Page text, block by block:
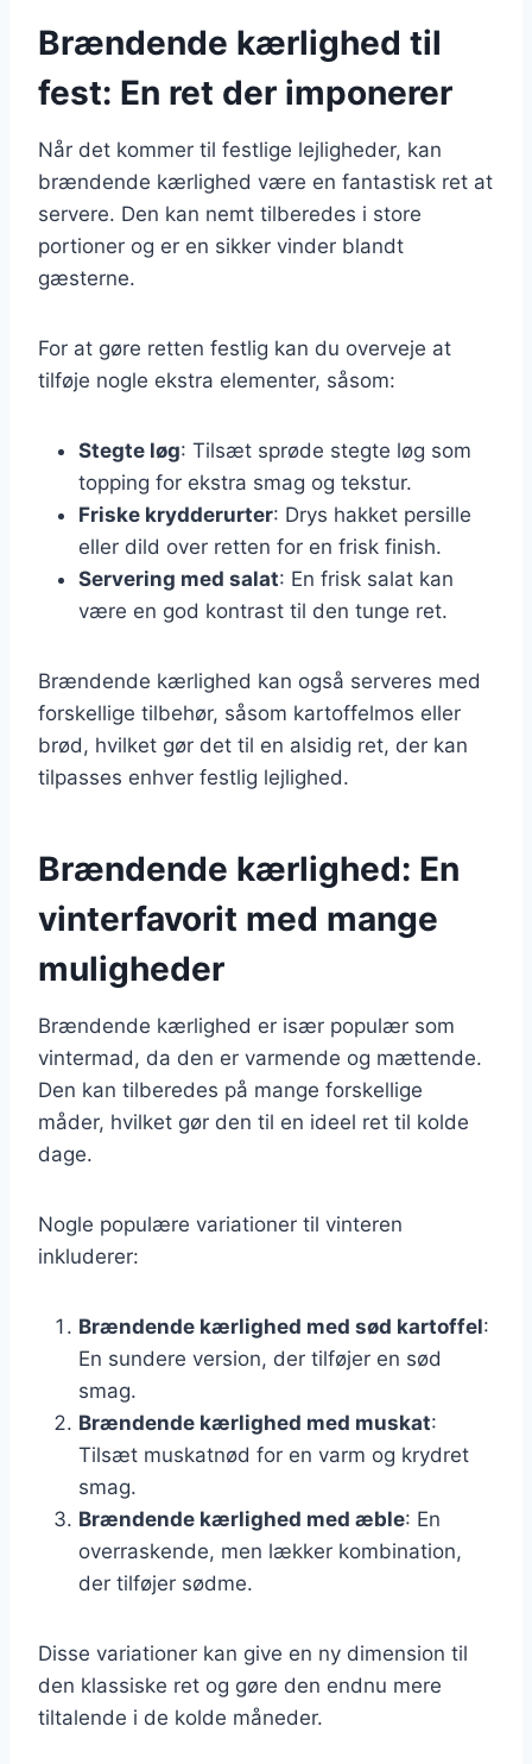
Brændende kærlighed til
fest: En ret der imponerer
Når det kommer til festlige lejligheder, kan
brændende kærlighed være en fantastisk ret at
servere. Den kan nemt tilberedes i store
portioner og er en sikker vinder blandt
gæsterne.
For at gøre retten festlig kan du overveje at
tilføje nogle ekstra elementer, såsom:
Stegte løg: Tilsæt sprøde stegte løg som
topping for ekstra smag og tekstur.
Friske krydderurter: Drys hakket persille
eller dild over retten for en frisk finish.
Servering med salat: En frisk salat kan
være en god kontrast til den tunge ret.
Brændende kærlighed kan også serveres med
forskellige tilbehør, såsom kartoffelmos eller
brød, hvilket gør det til en alsidig ret, der kan
tilpasses enhver festlig lejlighed.
Brændende kærlighed: En
vinterfavorit med mange
muligheder
Brændende kærlighed er især populær som
vintermad, da den er varmende og mættende.
Den kan tilberedes på mange forskellige
måder, hvilket gør den til en ideel ret til kolde
dage.
Nogle populære variationer til vinteren
inkluderer:
Brændende kærlighed med sød kartoffel:
En sundere version, der tilføjer en sød
smag.
Brændende kærlighed med muskat:
Tilsæt muskatnød for en varm og krydret
smag.
Brændende kærlighed med æble: En
overraskende, men lækker kombination,
der tilføjer sødme.
Disse variationer kan give en ny dimension til
den klassiske ret og gøre den endnu mere
tiltalende i de kolde måneder.